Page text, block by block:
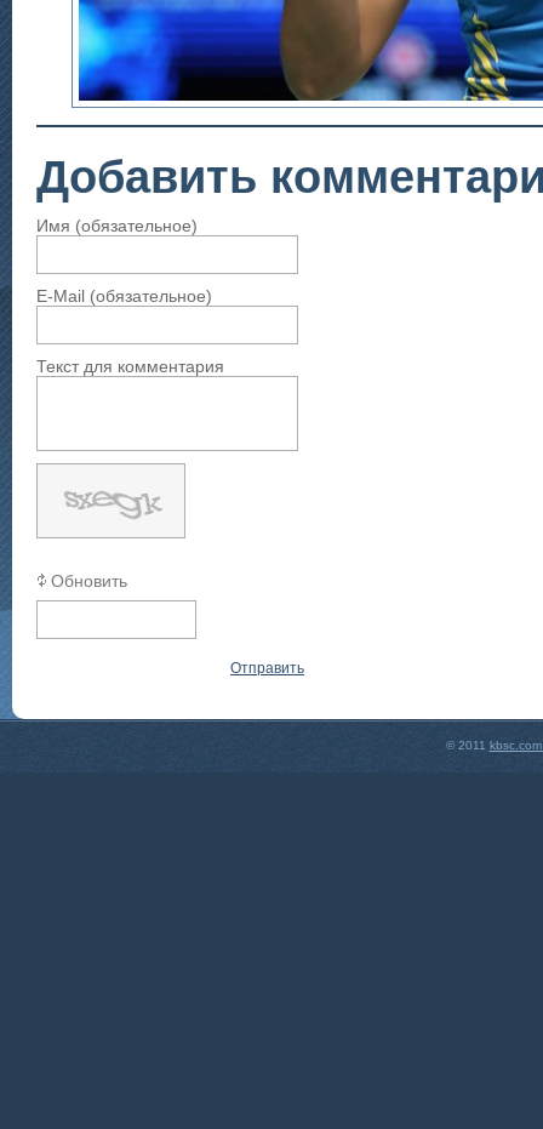
Добавить
Имя (обязательное)
E-Mail (обязательное)
Текст для комментария
Обновить
Отправить
© 2011